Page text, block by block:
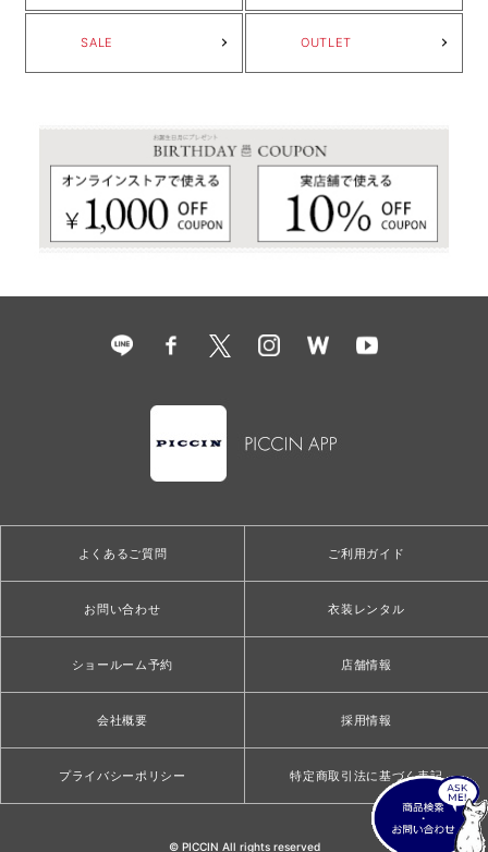
SALE OUTLET
よくあるご質問 ご利用ガイド
お問い合わせ 衣装レンタル
ショールーム予約 店舗情報
会社概要 採用情報
プライバシーポリシー 特定商取引法に基づく表記
© PICCIN All rights reserved